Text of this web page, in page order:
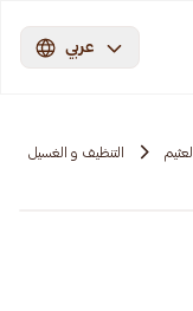
عربي
العثيم التنظيف و الغسيل